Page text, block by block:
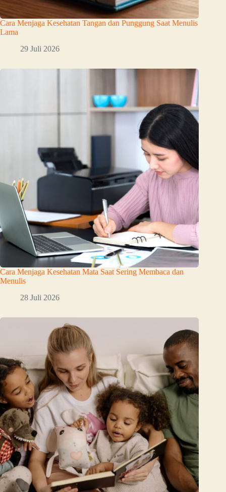
Cara Menjaga Kesehatan Tangan dan Punggung Saat Menulis
Lama
29 Juli 2026
Cara Menjaga Kesehatan Mata Saat Sering Membaca dan
Menulis
28 Juli 2026